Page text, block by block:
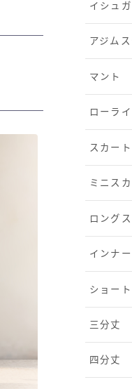
イシュ
アジム
マント
ローラ
スカート
ミニス
ロング
インナ
ショー
三分丈
四分丈